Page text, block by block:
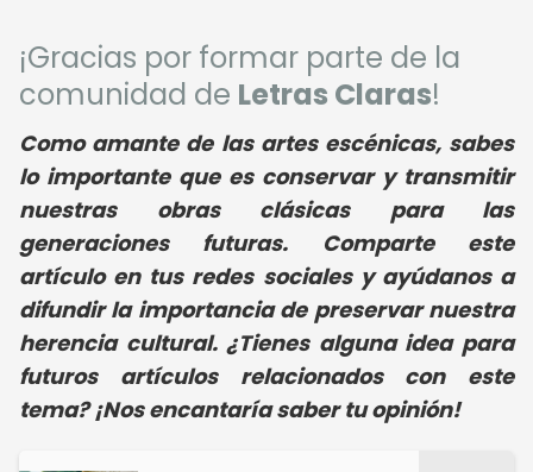
¡Gracias por formar parte de la
comunidad de Letras Claras!
Como amante de las artes escénicas, sabes
lo importante que es conservar y transmitir
nuestras obras clásicas para las
generaciones futuras. Comparte este
artículo en tus redes sociales y ayúdanos a
difundir la importancia de preservar nuestra
herencia cultural. ¿Tienes alguna idea para
futuros artículos relacionados con este
tema? ¡Nos encantaría saber tu opinión!